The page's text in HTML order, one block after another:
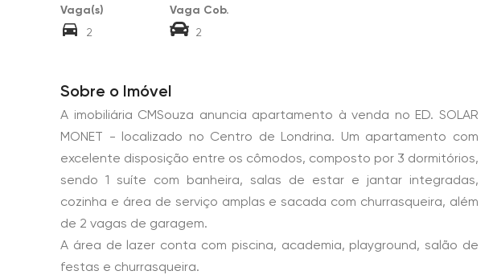
Vaga(s)
2
Vaga Cob.
2
Sobre o Imóvel
A imobiliária CMSouza anuncia apartamento à venda no ED. SOLAR
MONET - localizado no Centro de Londrina. Um apartamento com
excelente disposição entre os cômodos, composto por 3 dormitórios,
sendo 1 suíte com banheira, salas de estar e jantar integradas,
cozinha e área de serviço amplas e sacada com churrasqueira, além
de 2 vagas de garagem.
A área de lazer conta com piscina, academia, playground, salão de
festas e churrasqueira.